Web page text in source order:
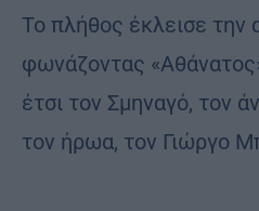
Το πλήθος έκλεισε την
φωνάζοντας
έτσι τον Σμηναγό, τον
τον ήρωα, τον Γιώργο